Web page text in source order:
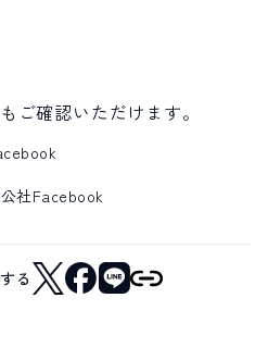
ご確認いただけます。
社Facebook
る